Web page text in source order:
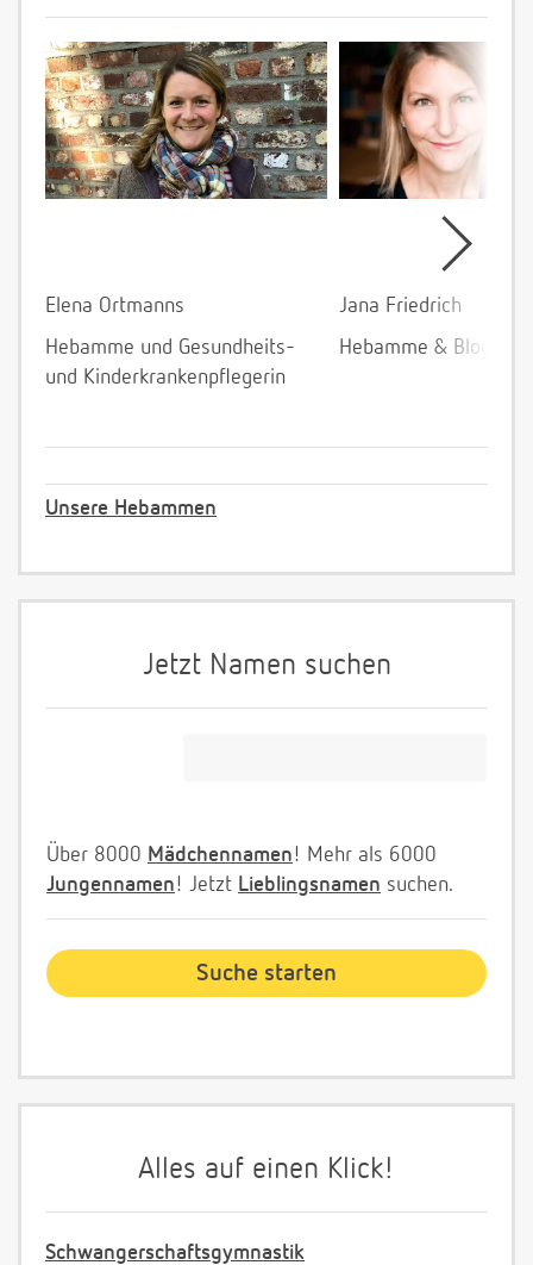
Elena Ortmanns
Hebamme und Gesundheits-
und Kinderkrankenpflegerin
Jana Friedrich
Hebamme &
Unsere Hebammen
Jetzt Namen suchen
Über 8000 Mädchennamen! Mehr als 6000
Jungennamen! Jetzt Lieblingsnamen suchen.
Alles auf einen Klick!
Schwangerschaftsgymnastik